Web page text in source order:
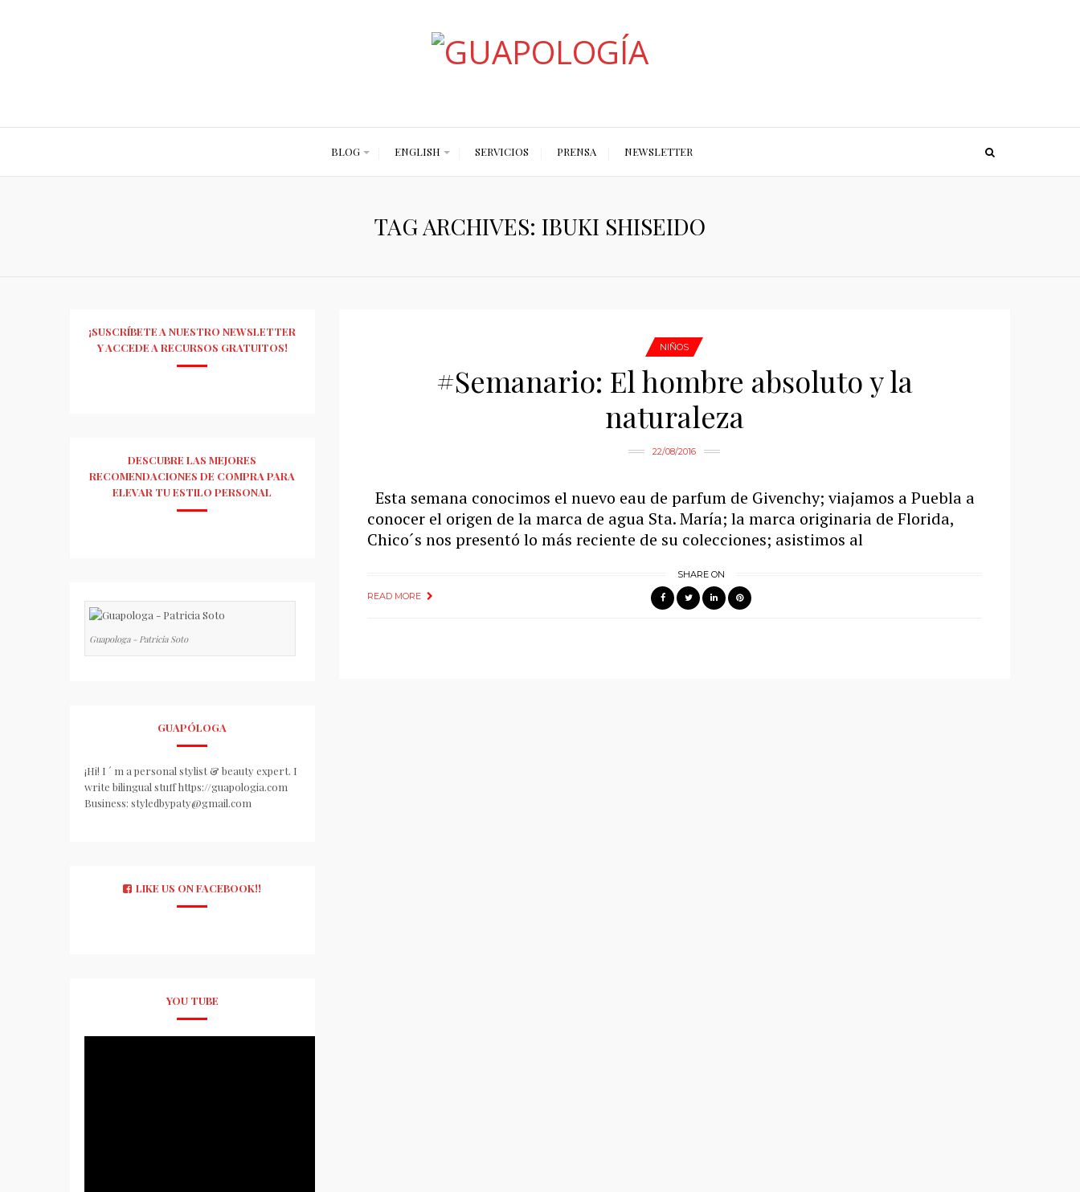
BLOG ENGLISH SERVICIOS PRENSA NEWSLETTER
TAG ARCHIVES: IBUKI SHISEIDO
NIÑOS
#Semanario: El hombre absoluto y la
naturaleza
22/08/2016
Esta semana conocimos el nuevo eau de parfum de Givenchy; viajamos a Puebla a
conocer el origen de la marca de agua Sta. María; la marca originaria de Florida,
Chico´s nos presentó lo más reciente de su colecciones; asistimos al
READ MORE
SHARE ON
¡SUSCRÍBETE A NUESTRO NEWSLETTER
Y ACCEDE A RECURSOS GRATUITOS!
DESCUBRE LAS MEJORES
RECOMENDACIONES DE COMPRA PARA
ELEVAR TU ESTILO PERSONAL
Guapologa - Patricia Soto
GUAPÓLOGA
¡Hi! I ´ m a personal stylist & beauty expert. I
write bilingual stuff https://guapologia.com
Business: styledbypaty@gmail.com
LIKE US ON FACEBOOK!!
YOU TUBE